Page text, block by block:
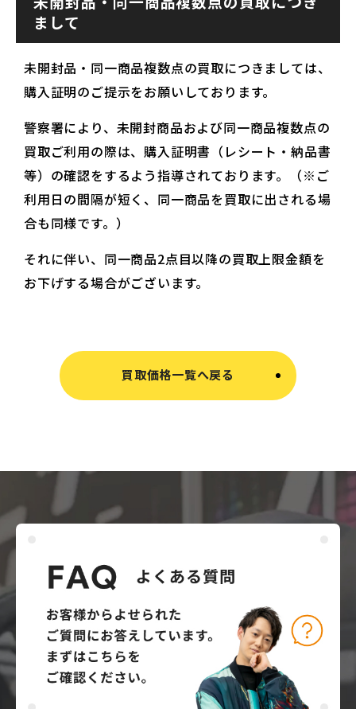
まして
未開封品・同一商品複数点の買取につきましては、
購入証明のご提示をお願いしております。
警察署により、未開封商品および同一商品複数点の
買取ご利用の際は、購入証明書（レシート・納品書
等）の確認をするよう指導されております。（※ご
利用日の間隔が短く、同一商品を買取に出される場
合も同様です。）
それに伴い、同一商品2点目以降の買取上限金額を
お下げする場合がございます。
買取価格一覧へ戻る